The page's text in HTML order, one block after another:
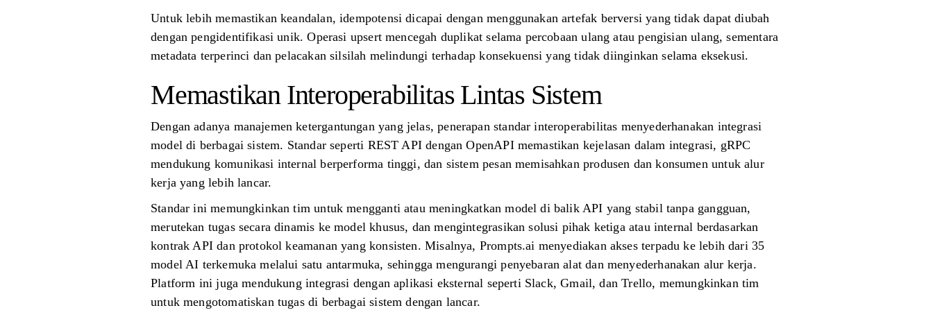
Untuk lebih memastikan keandalan, idempotensi dicapai dengan menggunakan artefak berversi yang tidak dapat diubah
dengan pengidentifikasi unik. Operasi upsert mencegah duplikat selama percobaan ulang atau pengisian ulang, sementara
metadata terperinci dan pelacakan silsilah melindungi terhadap konsekuensi yang tidak diinginkan selama eksekusi.
Memastikan Interoperabilitas Lintas Sistem
Dengan adanya manajemen ketergantungan yang jelas, penerapan standar interoperabilitas menyederhanakan integrasi
model di berbagai sistem. Standar seperti REST API dengan OpenAPI memastikan kejelasan dalam integrasi, gRPC
mendukung komunikasi internal berperforma tinggi, dan sistem pesan memisahkan produsen dan konsumen untuk alur
kerja yang lebih lancar.
Standar ini memungkinkan tim untuk mengganti atau meningkatkan model di balik API yang stabil tanpa gangguan,
merutekan tugas secara dinamis ke model khusus, dan mengintegrasikan solusi pihak ketiga atau internal berdasarkan
kontrak API dan protokol keamanan yang konsisten. Misalnya, Prompts.ai menyediakan akses terpadu ke lebih dari 35
model AI terkemuka melalui satu antarmuka, sehingga mengurangi penyebaran alat dan menyederhanakan alur kerja.
Platform ini juga mendukung integrasi dengan aplikasi eksternal seperti Slack, Gmail, dan Trello, memungkinkan tim
untuk mengotomatiskan tugas di berbagai sistem dengan lancar.